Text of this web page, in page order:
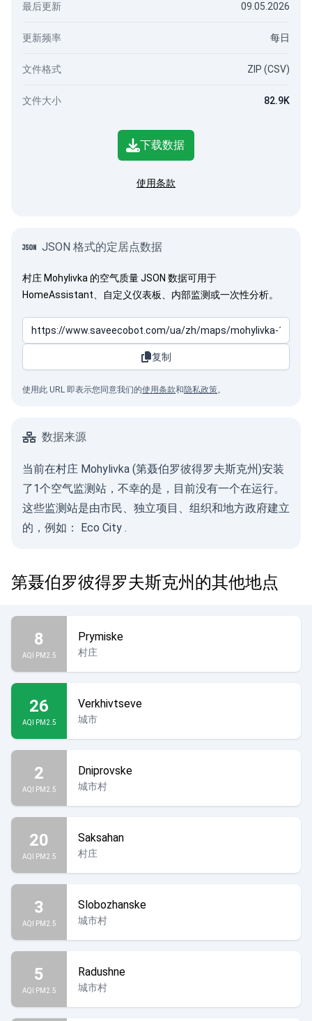
最后更新 09.05.2026
更新频率 每日
文件格式 ZIP (CSV)
文件大小 82.9K
下载数据
使用条款
JSON 格式的定居点数据
村庄 Mohylivka 的空气质量 JSON 数据可用于
HomeAssistant、自定义仪表板、内部监测或一次性分析。
复制
使用此 URL 即表示您同意我们的使用条款和隐私政策。
数据来源
当前在村庄 Mohylivka (第聂伯罗彼得罗夫斯克州)安装
了1个空气监测站，不幸的是，目前没有一个在运行。
这些监测站是由市民、独立项目、组织和地方政府建立
的，例如： Eco City .
第聂伯罗彼得罗夫斯克州的其他地点
8
AQI PM2.5
Prymiske
村庄
26
AQI PM2.5
Verkhivtseve
城市
2
AQI PM2.5
Dniprovske
城市村
20
AQI PM2.5
Saksahan
村庄
3
AQI PM2.5
Slobozhanske
城市村
5
AQI PM2.5
Radushne
城市村